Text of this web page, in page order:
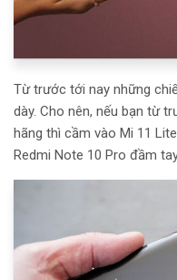
Từ trước tới nay những
dày. Cho nên, nếu bạn từ
hãng thì cầm vào Mi 11
Redmi Note 10 Pro đầm